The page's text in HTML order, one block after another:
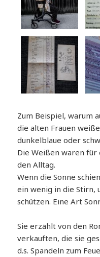
Zum Beispiel, warum
die alten Frauen
dunkelblaue oder
Die Weißen waren
den Alltag.
Wenn die Sonne
ein wenig in die Stirn,
schützen. Eine Art
Sie erzählt von den
verkauften, die sie
d.s. Spandeln zum